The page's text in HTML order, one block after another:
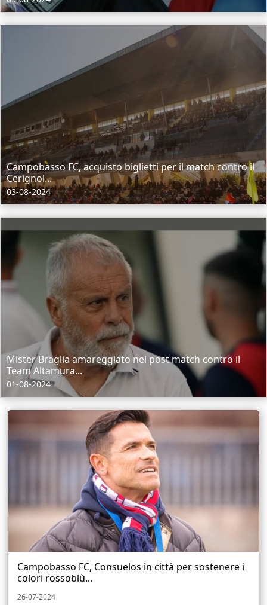
Campobasso FC, acquisto biglietti per il match contro il
Cerignol...
03-08-2024
Mister Braglia amareggiato nel post match contro il
Team Altamura...
01-08-2024
Campobasso FC, Consuelos in città per sostenere i
colori rossoblù...
26-07-2024